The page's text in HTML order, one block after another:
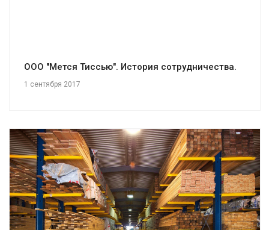
ООО "Мется Тиссью". История сотрудничества.
1 сентября 2017
Смотреть проект